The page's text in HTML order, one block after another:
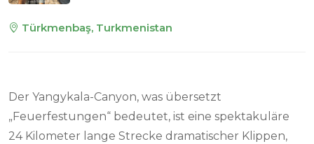
Türkmenbaş, Turkmenistan
Der Yangykala-Canyon, was übersetzt
„Feuerfestungen“ bedeutet, ist eine spektakuläre
24 Kilometer lange Strecke dramatischer Klippen,